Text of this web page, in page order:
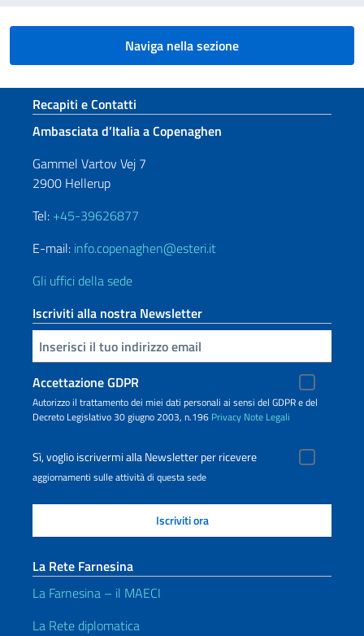
Naviga nella sezione
Sezione footer
Recapiti e Contatti
Ambasciata d’Italia a Copenaghen
Gammel Vartov Vej 7
2900 Hellerup
Tel: +45-39626877
E-mail: info.copenaghen@esteri.it
Gli uffici della sede
Iscriviti alla nostra Newsletter
Inserisci la tua email
Accettazione GDPR
Autorizzo il trattamento dei miei dati personali ai sensi del GDPR e del
Decreto Legislativo 30 giugno 2003, n.196 Privacy Note Legali
Sì, voglio iscrivermi alla Newsletter per ricevere
aggiornamenti sulle attività di questa sede
La Rete Farnesina
La Farnesina – il MAECI
La Rete diplomatica